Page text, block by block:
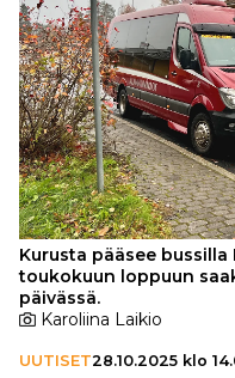
Kurusta pääsee
toukokuun loppuun
päivässä.
Karoliina Laikio
UUTISET28.10.2025 klo